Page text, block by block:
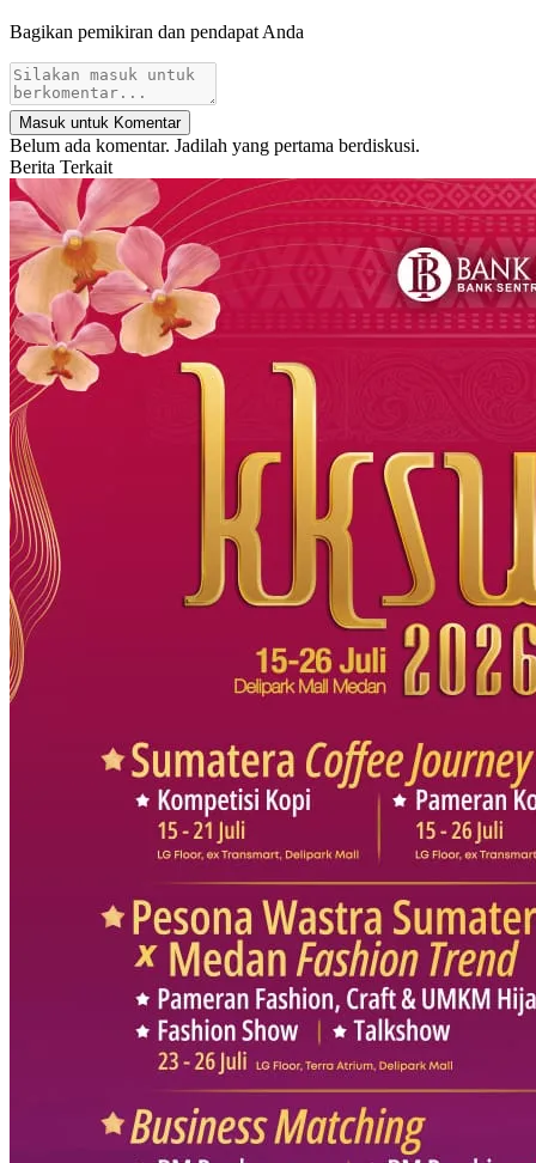
Bagikan pemikiran dan pendapat Anda
Masuk untuk Komentar
Belum ada komentar. Jadilah yang pertama berdiskusi.
Berita Terkait